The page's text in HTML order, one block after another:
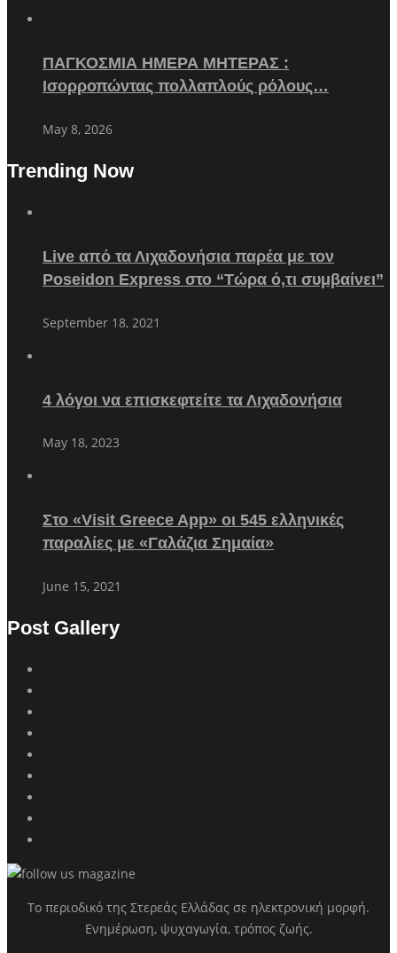
ΠΑΓΚΟΣΜΙΑ ΗΜΕΡΑ ΜΗΤΕΡΑΣ :
Ισορροπώντας πολλαπλούς ρόλους…
May 8, 2026
Trending Now
Live από τα Λιχαδονήσια παρέα με τον
Poseidon Express στο “Τώρα ό,τι συμβαίνει”
September 18, 2021
4 λόγοι να επισκεφτείτε τα Λιχαδονήσια
May 18, 2023
Στο «Visit Greece App» οι 545 ελληνικές
παραλίες με «Γαλάζια Σημαία»
June 15, 2021
Post Gallery
Το περιοδικό της Στερεάς Ελλάδας σε ηλεκτρονική μορφή.
Ενημέρωση, ψυχαγωγία, τρόπος ζωής.